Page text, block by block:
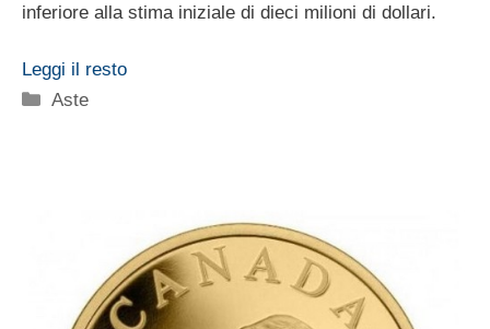
inferiore alla stima iniziale di dieci milioni di dollari.
Leggi il resto
Categorie
Aste